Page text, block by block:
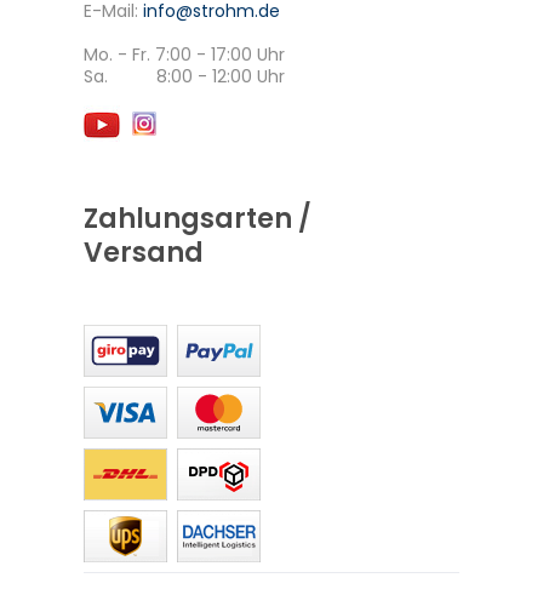
E-Mail: info@strohm.de
Mo. - Fr. 7:00 - 17:00 Uhr
Sa. 8:00 - 12:00 Uhr
Zahlungsarten /
Versand